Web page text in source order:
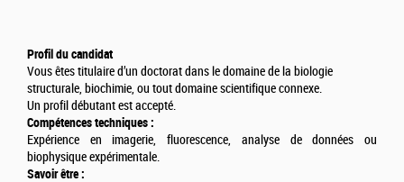
Profil du candidat
Vous êtes titulaire d’un doctorat dans le domaine de la biologie
structurale, biochimie, ou tout domaine scientifique connexe.
Un profil débutant est accepté.
Compétences techniques :
Expérience en imagerie, fluorescence, analyse de données ou
biophysique expérimentale.
Savoir être :